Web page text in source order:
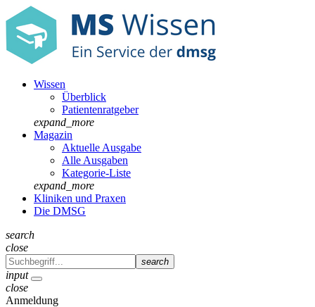
Wissen
Überblick
Patientenratgeber
expand_more
Magazin
Aktuelle Ausgabe
Alle Ausgaben
Kategorie-Liste
expand_more
Kliniken und Praxen
Die DMSG
search
close
search
input
close
Anmeldung